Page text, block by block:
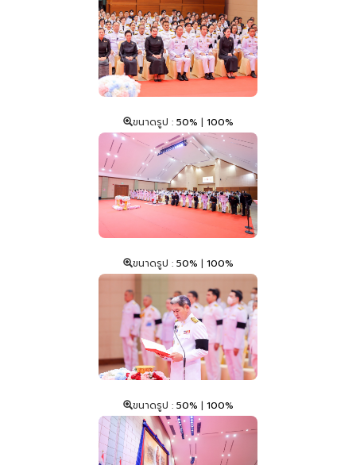
ขนาดรูป : 50% | 100%
ขนาดรูป : 50% | 100%
ขนาดรูป : 50% | 100%